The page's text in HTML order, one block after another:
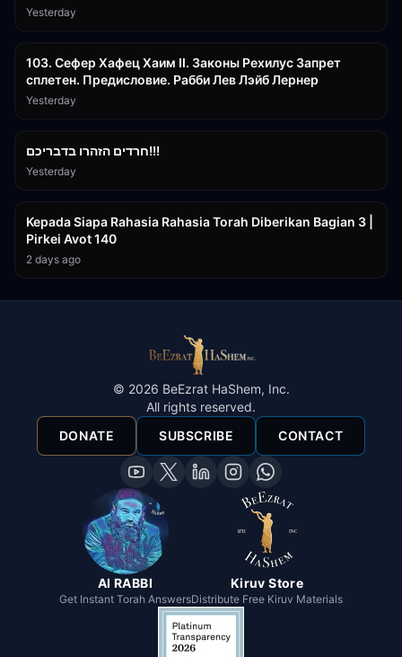
Yesterday
103. Сефер Хафец Хаим II. Законы Рехилус Запрет
сплетен. Предисловие. Рабби Лев Лэйб Лернер
Yesterday
חרדים הזהרו בדבריכם!!!
Yesterday
Kepada Siapa Rahasia Rahasia Torah Diberikan Bagian 3 |
Pirkei Avot 140
2 days ago
© 2026 BeEzrat HaShem, Inc.
All rights reserved.
DONATE
SUBSCRIBE CONTACT
AI RABBI
Get Instant Torah Answers
Kiruv Store
Distribute Free Kiruv Materials